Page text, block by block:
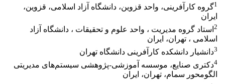
1گروه کارآفرینی، واحد قزوین، دانشگاه آزاد اسلامی، قزوین،
ایران
2 استاد گروه مدیریت ، واحد علوم و تحقیقات ، دانشگاه آزاد
اسلامی ، تهران، ایران
3دانشیار دانشکده کارآفرینی دانشگاه تهران
4دکتری صنایع، موسسه آموزشی-پژوهشی سیستم‌های مدیریتی
الگومحور سمام، تهران، ایران